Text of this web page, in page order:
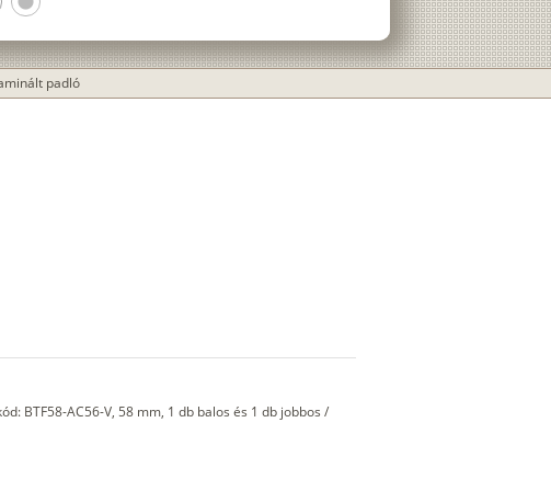
padló
BTF58-AC56-V, 58 mm, 1 db balos és 1 db jobbos /